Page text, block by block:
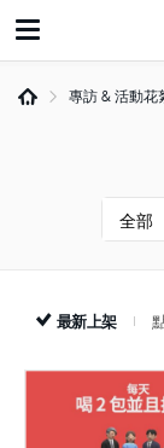
專訪 & 活動花
最新上架